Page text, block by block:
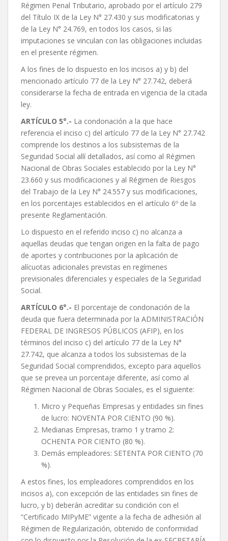
Régimen Penal Tributario, aprobado por el artículo 279
del Título IX de la Ley N° 27.430 y sus modificatorias y
de la Ley N° 24.769, en todos los casos, si las
imputaciones se vinculan con las obligaciones incluidas
en el presente régimen.
A los fines de lo dispuesto en los incisos a) y b) del
mencionado artículo 77 de la Ley N° 27.742, deberá
considerarse la fecha de entrada en vigencia de la citada
ley.
ARTÍCULO 5°.- La condonación a la que hace
referencia el inciso c) del artículo 77 de la Ley N° 27.742
comprende los destinos a los subsistemas de la
Seguridad Social allí detallados, así como al Régimen
Nacional de Obras Sociales establecido por la Ley N°
23.660 y sus modificaciones y al Régimen de Riesgos
del Trabajo de la Ley N° 24.557 y sus modificaciones,
en los porcentajes establecidos en el artículo 6º de la
presente Reglamentación.
Lo dispuesto en el referido inciso c) no alcanza a
aquellas deudas que tengan origen en la falta de pago
de aportes y contribuciones por la aplicación de
alícuotas adicionales previstas en regímenes
previsionales diferenciales y especiales de la Seguridad
Social.
ARTÍCULO 6°.- El porcentaje de condonación de la
deuda que fuera determinada por la ADMINISTRACIÓN
FEDERAL DE INGRESOS PÚBLICOS (AFIP), en los
términos del inciso c) del artículo 77 de la Ley N°
27.742, que alcanza a todos los subsistemas de la
Seguridad Social comprendidos, excepto para aquellos
que se prevea un porcentaje diferente, así como al
Régimen Nacional de Obras Sociales, es el siguiente:
Micro y Pequeñas Empresas y entidades sin fines
de lucro: NOVENTA POR CIENTO (90 %).
Medianas Empresas, tramo 1 y tramo 2:
OCHENTA POR CIENTO (80 %).
Demás empleadores: SETENTA POR CIENTO (70
%).
A estos fines, los empleadores comprendidos en los
incisos a), con excepción de las entidades sin fines de
lucro, y b) deberán acreditar su condición con el
“Certificado MIPyME” vigente a la fecha de adhesión al
Régimen de Regularización, obtenido de conformidad